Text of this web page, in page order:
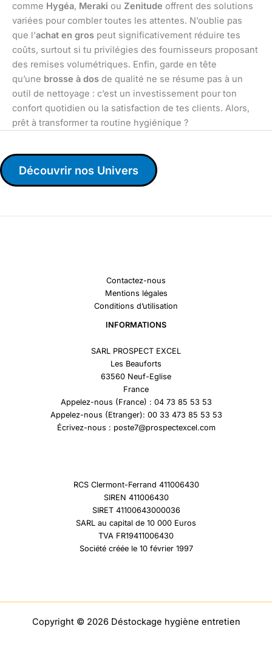
comme Hygéa, Meraki ou Zenitude offrent des solutions
variées pour combler toutes les attentes. N’oublie pas
que l’achat en gros peut significativement réduire tes
coûts, surtout si tu privilégies des fournisseurs proposant
des remises volumétriques. Enfin, garde en tête
qu’une brosse à dos de qualité ne se résume pas à un
outil de nettoyage : c’est un investissement pour ton
confort quotidien ou la satisfaction de tes clients. Alors,
prêt à transformer ta routine hygiénique ?
Découvrir nos Univers
Contactez-nous
Mentions légales
Conditions d’utilisation
INFORMATIONS
SARL PROSPECT EXCEL
Les Beauforts
63560 Neuf-Eglise
France
Appelez-nous (France) : 04 73 85 53 53
Appelez-nous (Etranger): 00 33 473 85 53 53
Écrivez-nous : poste7@prospectexcel.com
RCS Clermont-Ferrand 411006430
SIREN 411006430
SIRET 41100643000036
SARL au capital de 10 000 Euros
TVA FR19411006430
Société créée le 10 février 1997
Copyright © 2026 Déstockage hygiène entretien